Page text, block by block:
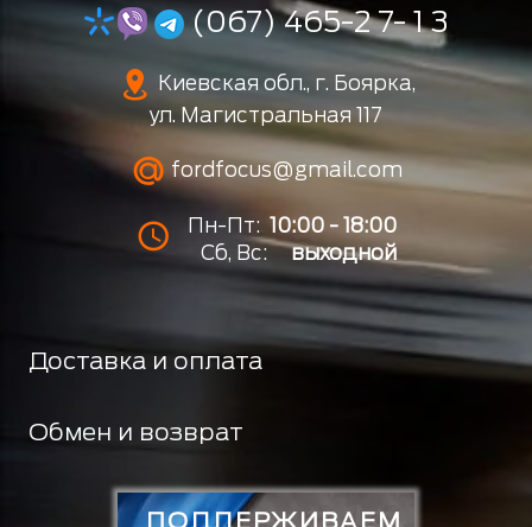
(067) 465-2 7- 1 3
Киевская обл., г. Боярка,
ул. Магистральная 117
fordfocus@gmail.com
Пн-Пт: 10:00 - 18:00
Сб, Вс:
выходной
Доставка и оплата
Обмен и возврат